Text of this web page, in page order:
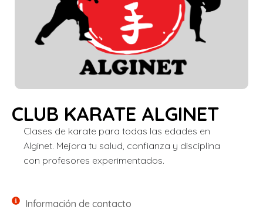
CLUB KARATE ALGINET
Clases de karate para todas las edades en
Alginet. Mejora tu salud, confianza y disciplina
con profesores experimentados.
Información de contacto